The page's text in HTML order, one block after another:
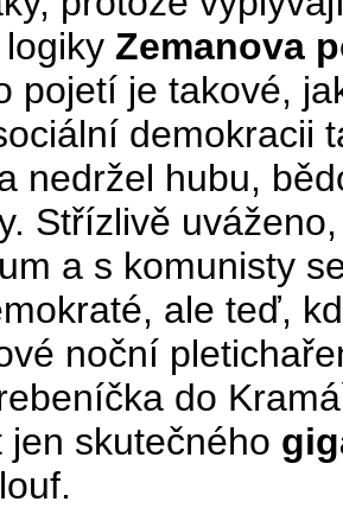
Zemanova
pojetí je takové,
demokracii
nedržel hubu,
Střízlivě
a s komunisty
ale teď,
noční
do
jen skutečného